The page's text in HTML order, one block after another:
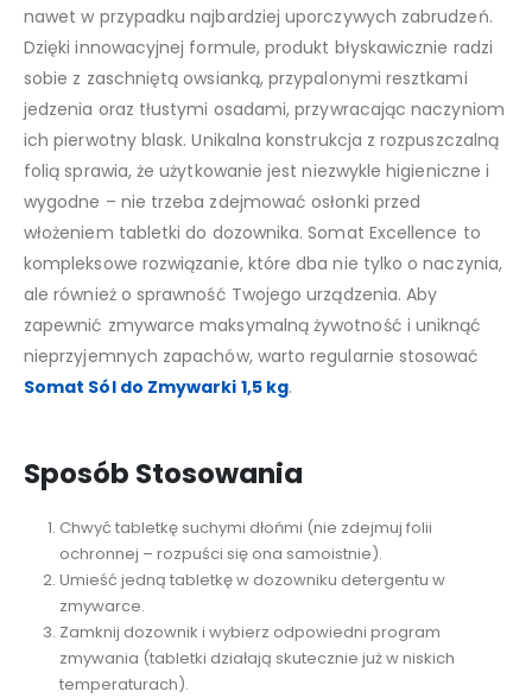
nawet w przypadku najbardziej uporczywych zabrudzeń.
Dzięki innowacyjnej formule, produkt błyskawicznie radzi
sobie z zaschniętą owsianką, przypalonymi resztkami
jedzenia oraz tłustymi osadami, przywracając naczyniom
ich pierwotny blask. Unikalna konstrukcja z rozpuszczalną
folią sprawia, że użytkowanie jest niezwykle higieniczne i
wygodne – nie trzeba zdejmować osłonki przed
włożeniem tabletki do dozownika. Somat Excellence to
kompleksowe rozwiązanie, które dba nie tylko o naczynia,
ale również o sprawność Twojego urządzenia. Aby
zapewnić zmywarce maksymalną żywotność i uniknąć
nieprzyjemnych zapachów, warto regularnie stosować
Somat Sól do Zmywarki 1,5 kg.
Sposób Stosowania
Chwyć tabletkę suchymi dłońmi (nie zdejmuj folii
ochronnej – rozpuści się ona samoistnie).
Umieść jedną tabletkę w dozowniku detergentu w
zmywarce.
Zamknij dozownik i wybierz odpowiedni program
zmywania (tabletki działają skutecznie już w niskich
temperaturach).